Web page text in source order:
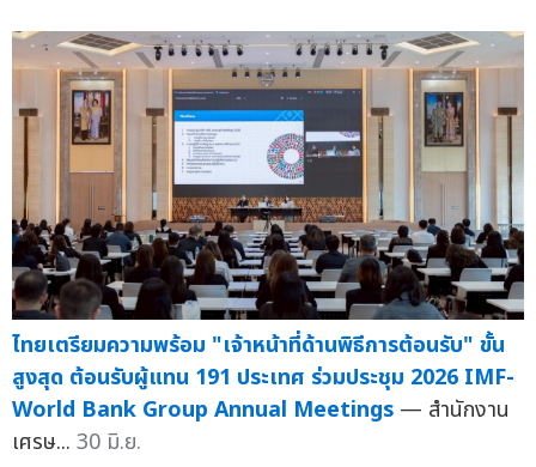
ไทยเตรียมความพร้อม "เจ้าหน้าที่ด้านพิธีการต้อนรับ" ขั้น
สูงสุด ต้อนรับผู้แทน 191 ประเทศ ร่วมประชุม 2026 IMF-
World Bank Group Annual Meetings — สำนักงาน
เศรษ... 30 มิ.ย.